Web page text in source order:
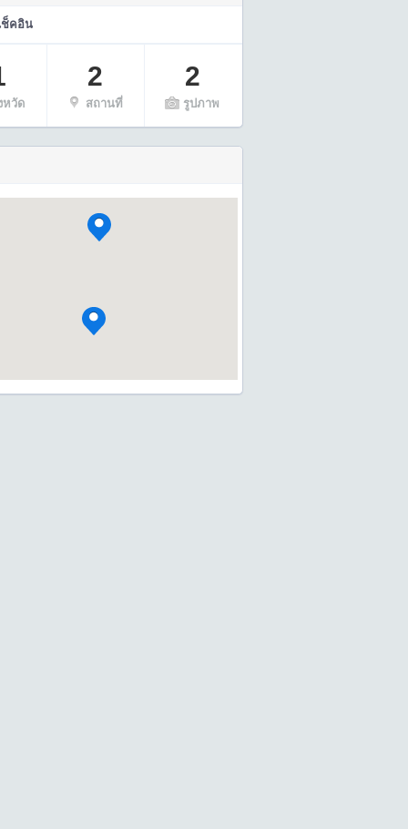
ช็คอิน
หวัด
2
สถานที่
2
รูปภาพ